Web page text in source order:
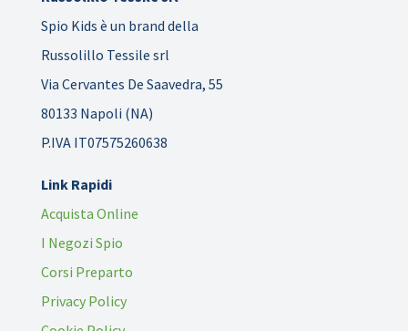
Spio Kids è un brand della
Russolillo Tessile srl
Via Cervantes De Saavedra, 55
80133 Napoli (NA)
P.IVA IT07575260638
Link Rapidi
Acquista Online
I Negozi Spio
Corsi Preparto
Privacy Policy